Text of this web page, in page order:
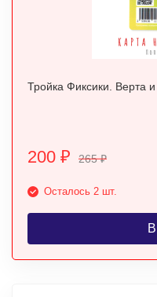
Тройка Фиксики. Верта
200 ₽ 265₽
Осталось 2 шт.